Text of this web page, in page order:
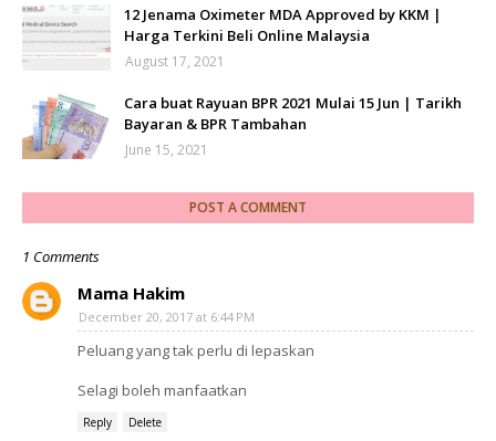
12 Jenama Oximeter MDA Approved by KKM |
Harga Terkini Beli Online Malaysia
August 17, 2021
Cara buat Rayuan BPR 2021 Mulai 15 Jun | Tarikh
Bayaran & BPR Tambahan
June 15, 2021
POST A COMMENT
1 Comments
Mama Hakim
December 20, 2017 at 6:44 PM
Peluang yang tak perlu di lepaskan
Selagi boleh manfaatkan
Reply Delete